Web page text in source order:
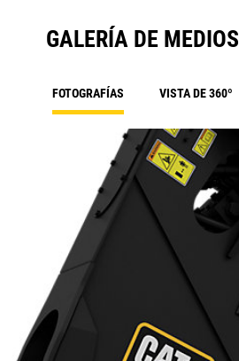
GALERÍA DE MEDIOS
FOTOGRAFÍAS VISTA DE 360º